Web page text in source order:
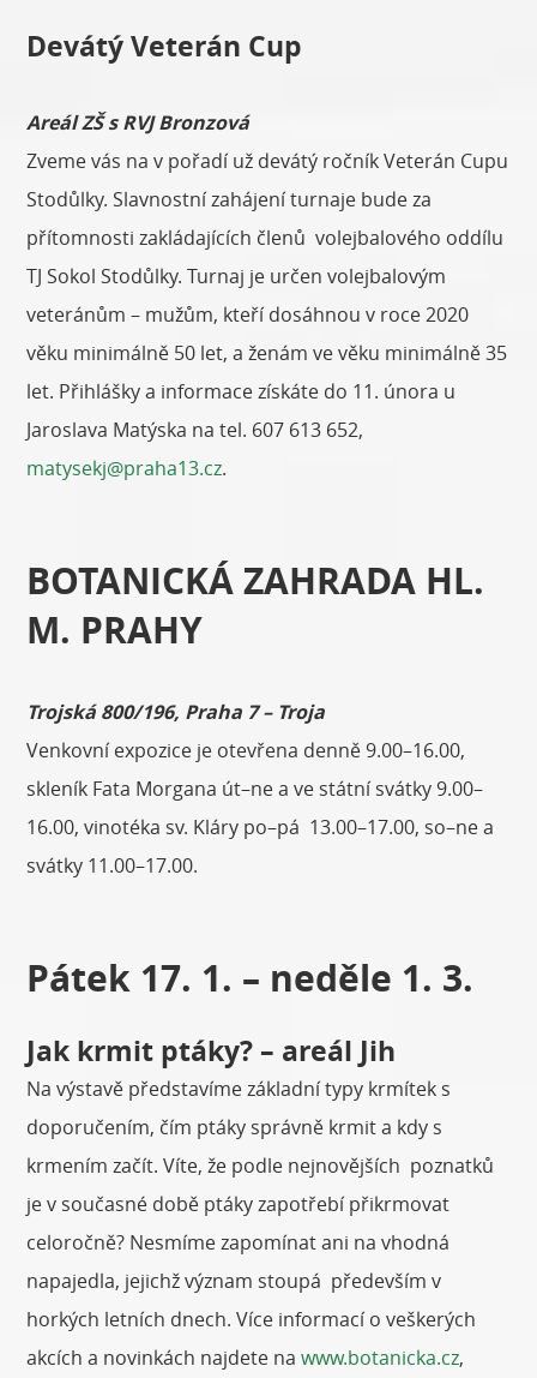
Devátý Veterán Cup
Areál ZŠ s RVJ Bronzová
Zveme vás na v pořadí už devátý ročník Veterán Cupu
Stodůlky. Slavnostní zahájení turnaje bude za
přítomnosti zakládajících členů volejbalového oddílu
TJ Sokol Stodůlky. Turnaj je určen volejbalovým
veteránům – mužům, kteří dosáhnou v roce 2020
věku minimálně 50 let, a ženám ve věku minimálně 35
let. Přihlášky a informace získáte do 11. února u
Jaroslava Matýska na tel. 607 613 652,
matysekj@praha13.cz.
BOTANICKÁ ZAHRADA HL.
M. PRAHY
Trojská 800/196, Praha 7 – Troja
Venkovní expozice je otevřena denně 9.00–16.00,
skleník Fata Morgana út–ne a ve státní svátky 9.00–
16.00, vinotéka sv. Kláry po–pá 13.00–17.00, so–ne a
svátky 11.00–17.00.
Pátek 17. 1. – neděle 1. 3.
Jak krmit ptáky? – areál Jih
Na výstavě představíme základní typy krmítek s
doporučením, čím ptáky správně krmit a kdy s
krmením začít. Víte, že podle nejnovějších poznatků
je v současné době ptáky zapotřebí přikrmovat
celoročně? Nesmíme zapomínat ani na vhodná
napajedla, jejichž význam stoupá především v
horkých letních dnech. Více informací o veškerých
akcích a novinkách najdete nawww.botanicka.cz,